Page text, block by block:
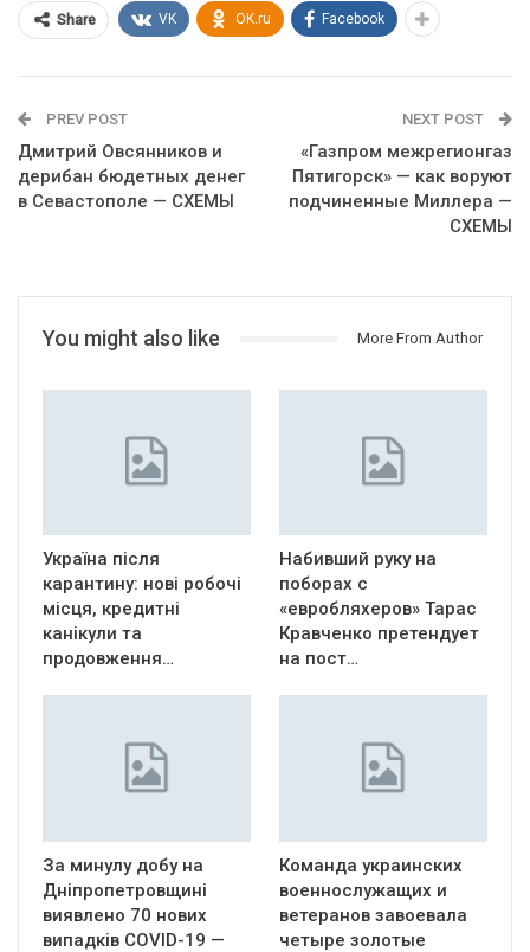
Share VK OK.ru Facebook
PREV POST
Дмитрий Овсянников и
дерибан бюдетных денег
в Севастополе — СХЕМЫ
NEXT POST
«Газпром межрегионгаз
Пятигорск» — как воруют
подчиненные Миллера —
СХЕМЫ
You might also like More From Author
Україна після
карантину: нові робочі
місця, кредитні
канікули та
продовження…
Набивший руку на
поборах с
«евробляхеров» Тарас
Кравченко претендует
на пост…
За минулу добу на
Дніпропетровщині
виявлено 70 нових
випадків COVID-19 —
Команда украинских
военнослужащих и
ветеранов завоевала
четыре золотые